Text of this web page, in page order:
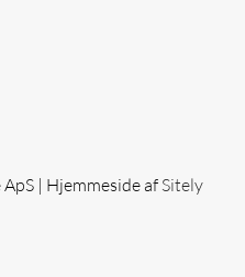
| Hjemmeside af Sitely